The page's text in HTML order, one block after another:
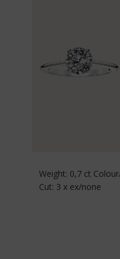
Weight: 0,7 ct
Cut: 3 x ex/none